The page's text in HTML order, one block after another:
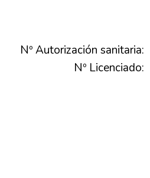
Nº Autorización sanitaria:
Nº Licenciado: